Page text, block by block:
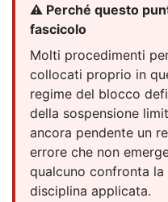
⚠️ Perché questo
fascicolo
Molti procedimenti
collocati proprio in
regime del blocco
della sospensione
ancora pendente un
errore che non
qualcuno confronta
disciplina applicata.